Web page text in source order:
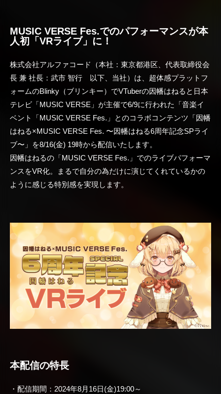
MUSIC VERSE Fes.でのパフォーマンスが本
人初「VRライブ」に！
株式会社アルファコード（本社：東京都港区、代表取締役会
長 兼 社長：武市 智行 以下、当社）は、超体感プラットフ
ォームのBlinky（ブリンキー）でVTuberの因幡はねると日本
テレビ「MUSIC VERSE」が主催で6/9に行われた「音楽イ
ベント「MUSIC VERSE Fes.」とのコラボコンテンツ「因幡
はねる×MUSIC VERSE Fes. 〜因幡はねる6周年記念SPライ
ブ〜」を8/16(金) 19時から配信いたします。
因幡はねるの「MUSIC VERSE Fes.」でのライブパフォーマ
ンスをVR化。まるで自分の為だけに演じてくれているかの
ように感じる特別感を実現します。
本配信の特長
・配信期間：2024年8月16日(金)19:00～